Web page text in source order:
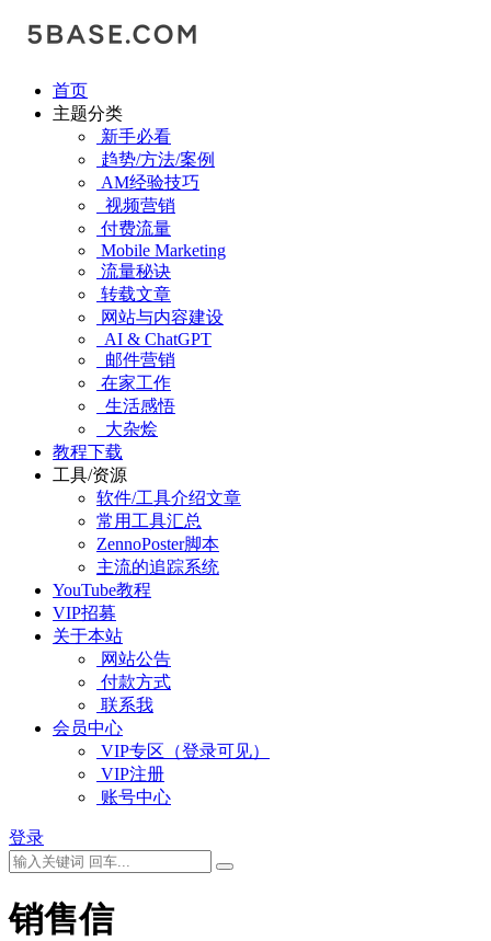
首页
主题分类
新手必看
趋势/方法/案例
AM经验技巧
视频营销
付费流量
Mobile Marketing
流量秘诀
转载文章
网站与内容建设
AI & ChatGPT
邮件营销
在家工作
生活感悟
大杂烩
教程下载
工具/资源
软件/工具介绍文章
常用工具汇总
ZennoPoster脚本
主流的追踪系统
YouTube教程
VIP招募
关于本站
网站公告
付款方式
联系我
会员中心
VIP专区（登录可见）
VIP注册
账号中心
登录
销售信